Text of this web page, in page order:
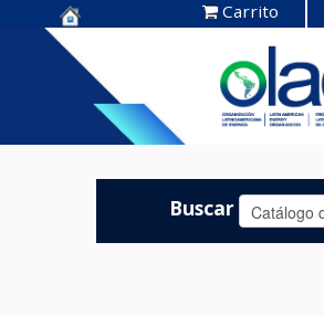
Centro de
Documentación
OLADE -
Carrito
Buscar